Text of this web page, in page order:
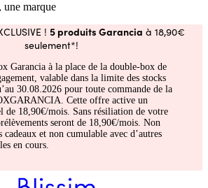
une marque
! 5 produits Garancia à 18,90€
seulement*!
Garancia à la place de la double-box de
valable dans la limite des stocks
30.08.2026 pour toute commande de la
Cette offre active un
de 18,90€/mois. Sans résiliation de votre
seront de 18,90€/mois. Non
cadeaux et non cumulable avec d’autres
en cours.